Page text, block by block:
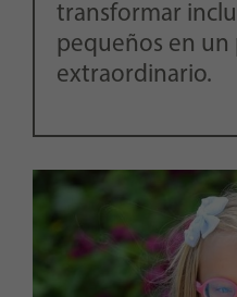
transformar
pequeños en un
extraordinario.